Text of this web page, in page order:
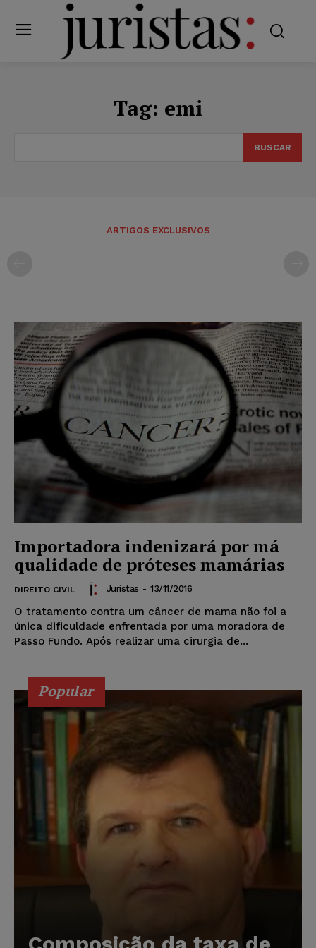
Tag: emi
BUSCAR
ARTIGOS EXCLUSIVOS
Importadora indenizará por má
qualidade de próteses mamárias
DIREITO CIVIL Juristas - 13/11/2016
O tratamento contra um câncer de mama não foi a
única dificuldade enfrentada por uma moradora de
Passo Fundo. Após realizar uma cirurgia de...
Popular